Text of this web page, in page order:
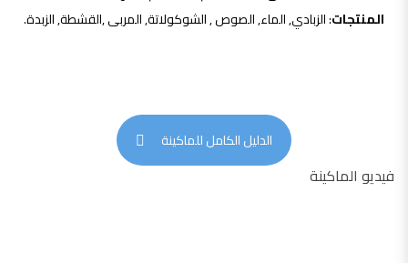
المنتجات: الزبادي, الماء, الصوص , الشوكولاتة, المربى ,القشطة, الزبدة.
الدليل الكامل للماكينة
فيديو الماكينة